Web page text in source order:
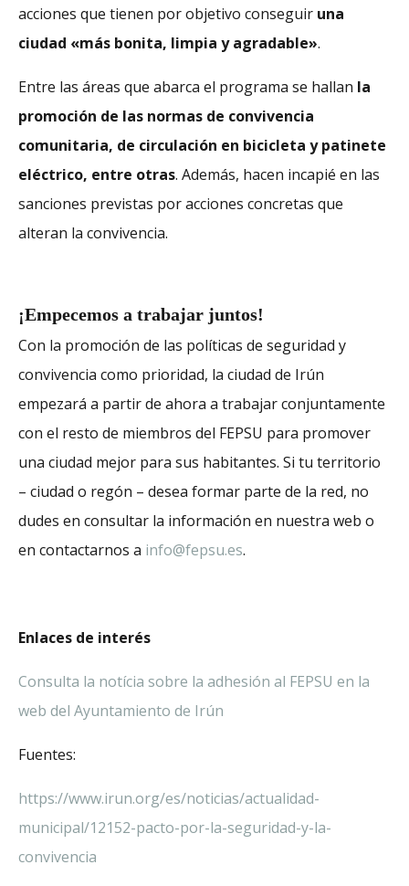
acciones que tienen por objetivo conseguir una
ciudad «más bonita, limpia y agradable».
Entre las áreas que abarca el programa se hallan la
promoción de las normas de convivencia
comunitaria, de circulación en bicicleta y patinete
eléctrico, entre otras. Además, hacen incapié en las
sanciones previstas por acciones concretas que
alteran la convivencia.
¡Empecemos a trabajar juntos!
Con la promoción de las políticas de seguridad y
convivencia como prioridad, la ciudad de Irún
empezará a partir de ahora a trabajar conjuntamente
con el resto de miembros del FEPSU para promover
una ciudad mejor para sus habitantes. Si tu territorio
– ciudad o regón – desea formar parte de la red, no
dudes en consultar la información en nuestra web o
en contactarnos a info@fepsu.es.
Enlaces de interés
Consulta la notícia sobre la adhesión al FEPSU en la
web del Ayuntamiento de Irún
Fuentes:
https://www.irun.org/es/noticias/actualidad-
municipal/12152-pacto-por-la-seguridad-y-la-
convivencia